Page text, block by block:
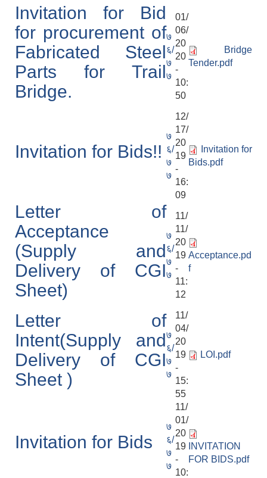
Invitation for Bid
for procurement of
Fabricated Steel
Parts for Trail
Bridge.
७
६/
७
७
01/
06/
20
20
-
10:
50
Bridge
Tender.pdf
Invitation for Bids!!
७
६/
७
७
12/
17/
20
19
-
16:
09
Invitation for
Bids.pdf
Letter of
Acceptance
(Supply and
Delivery of CGI
Sheet)
७
६/
७
७
11/
11/
20
19
-
11:
12
Acceptance.pd
f
Letter of
Intent(Supply and
Delivery of CGI
Sheet )
७
६/
७
७
11/
04/
20
19
-
15:
55
LOI.pdf
Invitation for Bids
७
६/
७
७
11/
01/
20
19
-
10:
INVITATION
FOR BIDS.pdf